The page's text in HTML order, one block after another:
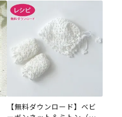
【無料ダウンロード】ベビ